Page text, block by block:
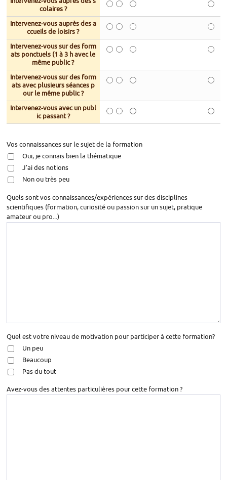
colaires ?
Intervenez-vous auprès des a
ccueils de loisirs ?
Intervenez-vous sur des form
ats ponctuels (1 à 3 h avec le
même public ?
Intervenez-vous sur des form
ats avec plusieurs séances p
our le même public ?
Intervenez-vous avec un publ
ic passant ?
Vos connaissances sur le sujet de la formation
Oui, je connais bien la thématique
J'ai des notions
Non ou très peu
Quels sont vos connaissances/expériences sur des disciplines
scientifiques (formation, curiosité ou passion sur un sujet, pratique
amateur ou pro...)
Quel est votre niveau de motivation pour participer à cette formation?
Un peu
Beaucoup
Pas du tout
Avez-vous des attentes particulières pour cette formation ?